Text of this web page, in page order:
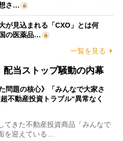
さ…
が見込まれる「CXO」とは何
の医薬品…
一覧を見る
配当ストップ騒動の内幕
問題の核心》「みんなで大家さ
不動産投資トラブル“異常なく
きた不動産投資商品「みんなで
を迎えている…